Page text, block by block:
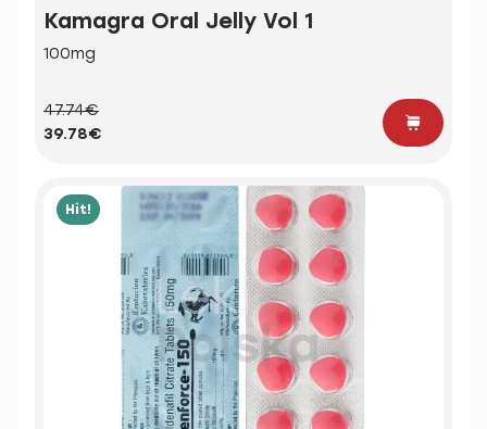
Kamagra Oral Jelly Vol 1
100mg
47.74€
39.78€
Hit!